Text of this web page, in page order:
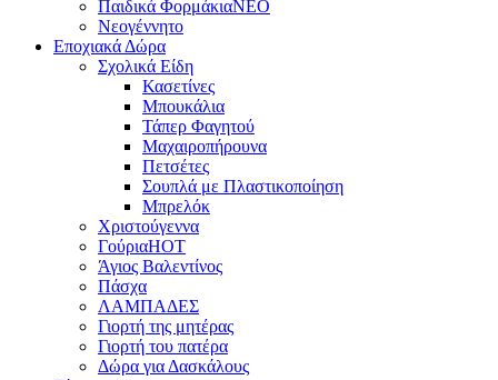
Παιδικά ΦορμάκιαNEO
Νεογέννητο
Εποχιακά Δώρα
Σχολικά Είδη
Κασετίνες
Μπουκάλια
Τάπερ Φαγητού
Μαχαιροπήρουνα
Πετσέτες
Σουπλά με Πλαστικοποίηση
Μπρελόκ
Χριστούγεννα
ΓούριαHOT
Άγιος Βαλεντίνος
Πάσχα
ΛΑΜΠΑΔΕΣ
Γιορτή της μητέρας
Γιορτή του πατέρα
Δώρα για Δασκάλους